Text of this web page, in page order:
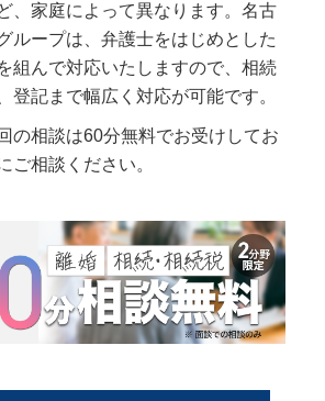
、家庭によって異なります。名古
ループは、弁護士をはじめとした
組んで対応いたしますので、相続
登記まで幅広く対応が可能です。
の相談は60分無料でお受けしてお
ご相談ください。